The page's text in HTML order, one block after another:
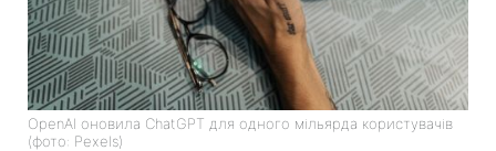
OpenAI оновила ChatGPT для одного мільярда користувачів
(фото: Pexels)